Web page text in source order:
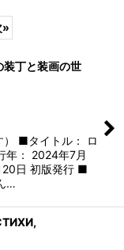
»
装丁と装画の世
■タイトル： ロ
年： 2024年7月
日 初版発行 ■
…